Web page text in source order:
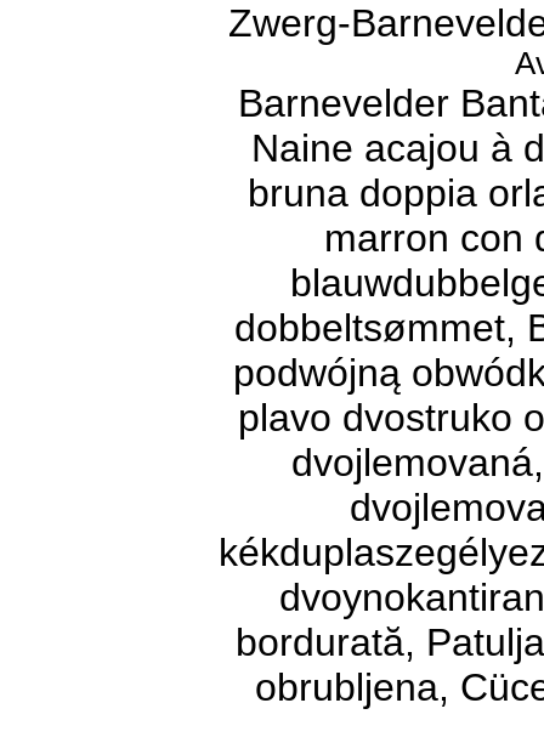
Zwerg-
Barnevelder
Naine acajou à
bruna doppia
marron con
dobbeltsømmet,
podwójną
plavo dvostruko
bordurată,
obrubljena,